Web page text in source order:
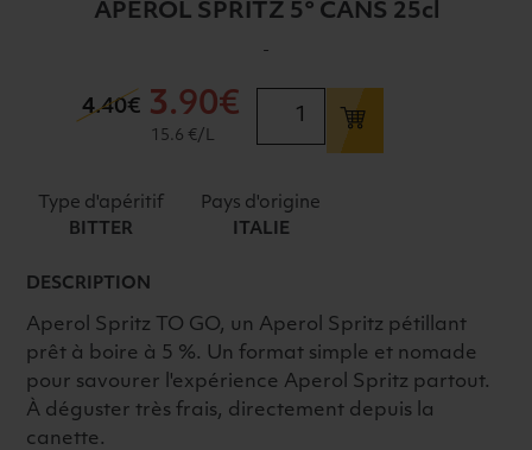
APEROL SPRITZ 5° CANS 25cl
-
APEROL
4.40€ 3.90€
15.6 €/L
Type d'apéritif
BITTER
Pays d'origine
ITALIE
DESCRIPTION
Aperol Spritz TO GO, un Aperol Spritz pétillant
prêt à boire à 5 %. Un format simple et nomade
pour savourer l'expérience Aperol Spritz partout.
À déguster très frais, directement depuis la
canette.